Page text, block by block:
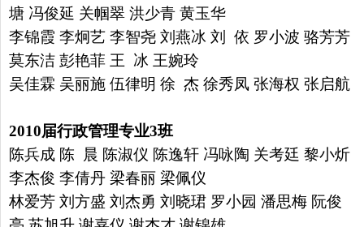
塘 冯俊延 关帼翠 洪少青 黄玉华
李锦霞 李炯艺 李智尧 刘燕冰 刘 依 罗小波 骆芳芳
莫东洁 彭艳菲 王 冰 王婉玲
吴佳霖 吴丽施 伍律明 徐 杰 徐秀凤 张海权 张启航
2010届行政管理专业3班
陈兵成 陈 晨 陈淑仪 陈逸轩 冯咏陶 关考廷 黎小炘
李杰俊 李倩丹 梁春丽 梁佩仪
林爱芳 刘方盛 刘杰勇 刘晓珺 罗小园 潘思梅 阮俊